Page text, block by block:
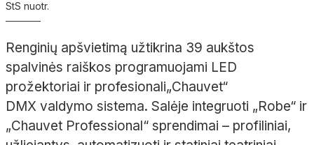
StS nuotr.
Renginių apšvietimą užtikrina 39 aukštos
spalvinės raiškos programuojami LED
prožektoriai ir profesionali„Chauvet“
DMX valdymo sistema. Salėje integruoti „Robe“ ir
„Chauvet Professional“ sprendimai – profiliniai,